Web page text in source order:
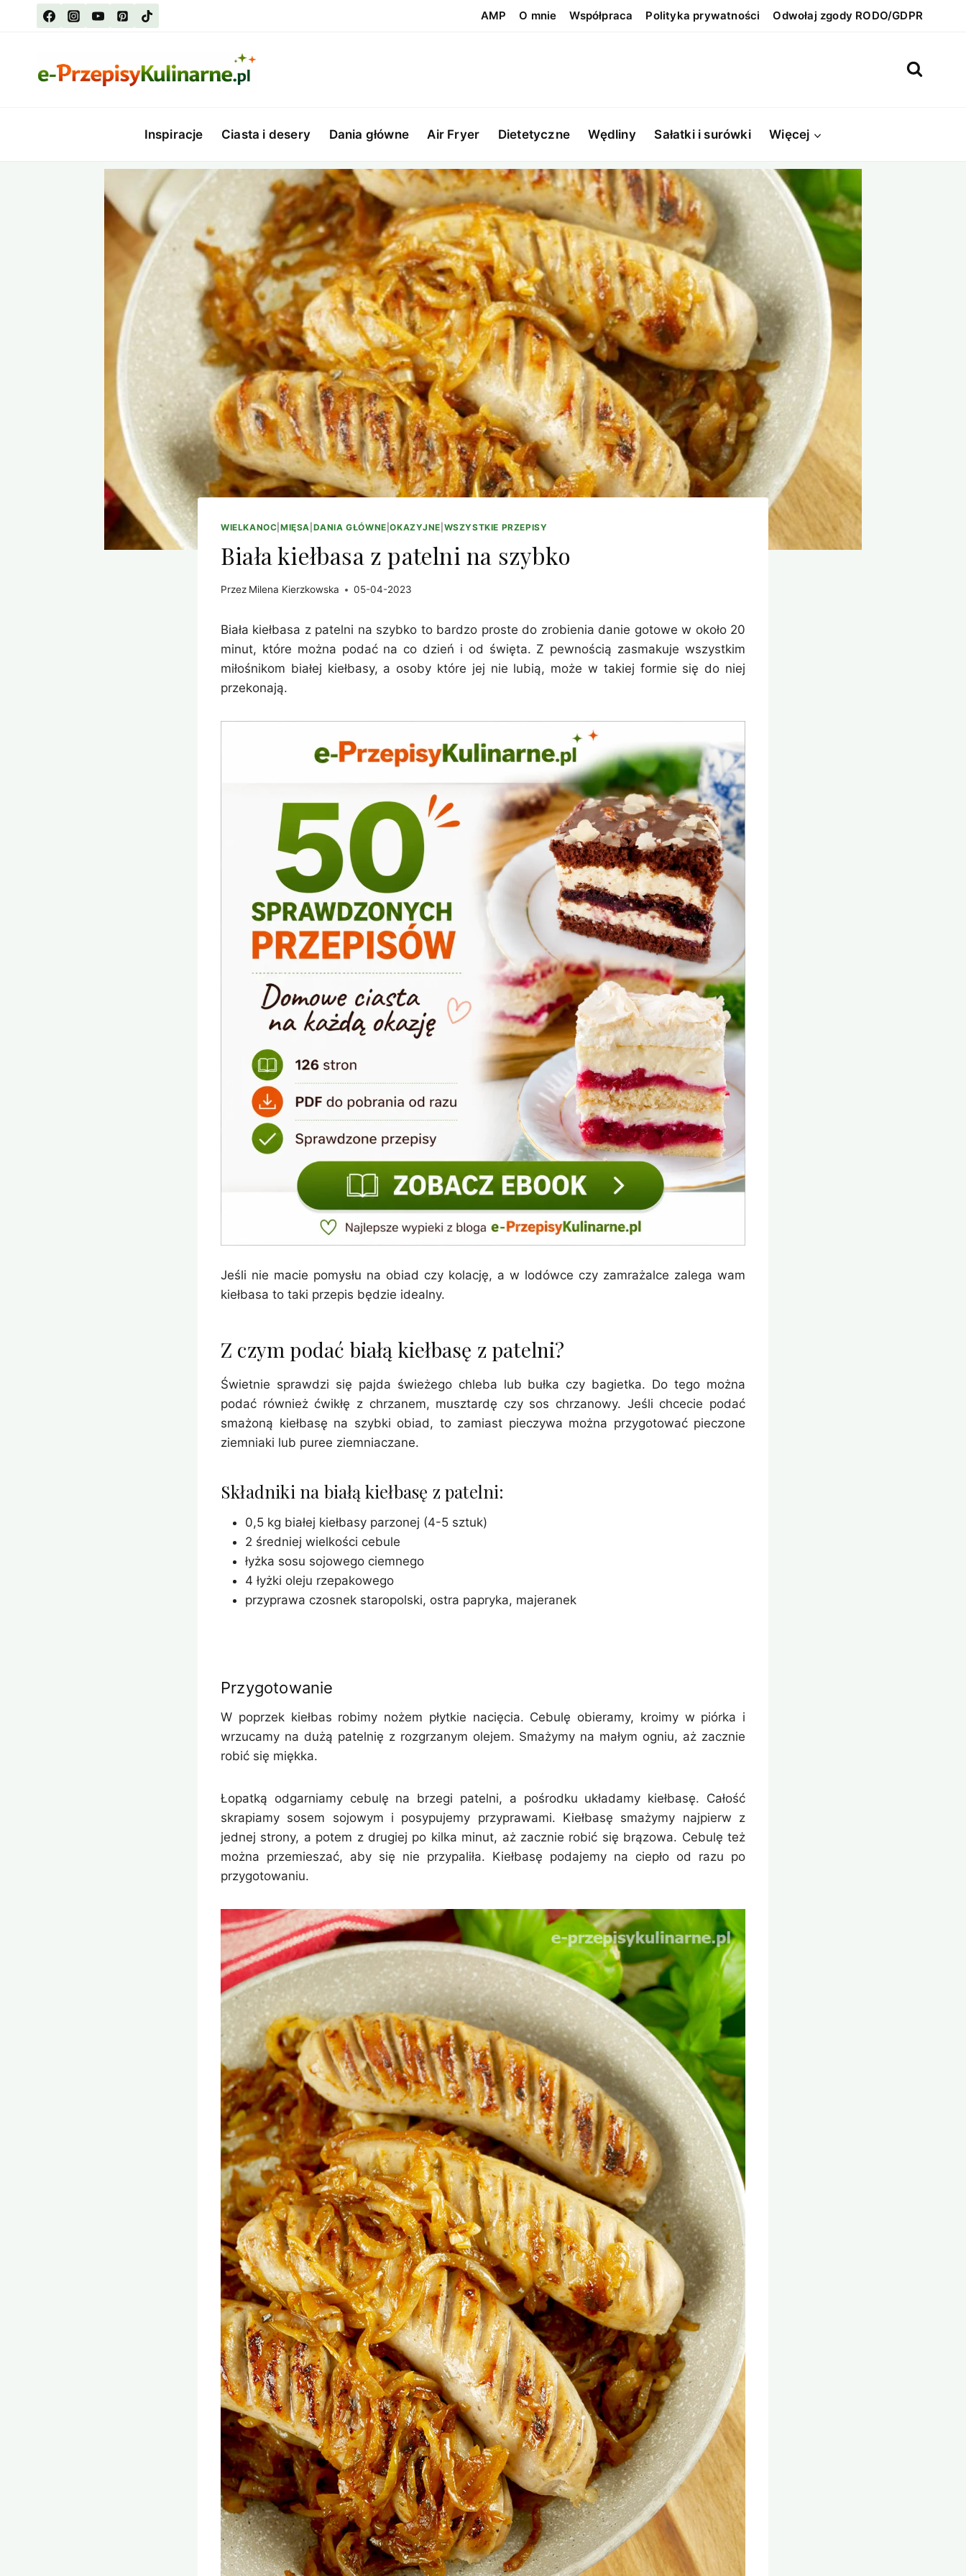
AMP O mnie Współpraca Polityka prywatności Odwołaj zgody RODO/GDPR
Inspiracje Ciasta i desery Dania główne Air Fryer Dietetyczne Wędliny Sałatki i surówki Więcej
WIELKANOC MIĘSA DANIA GŁÓWNE |OKAZYJNE WSZYSTKIE PRZEPISY
Biała kiełbasa z patelni na szybko
Przez Milena Kierzkowska 05-04-2023
Biała kiełbasa z patelni na szybko to bardzo proste do zrobienia danie gotowe w około 20
minut, które można podać na co dzień i od święta. Z pewnością zasmakuje wszystkim
miłośnikom białej kiełbasy, a osoby które jej nie lubią, może w takiej formie się do niej
przekonają.
Jeśli nie macie pomysłu na obiad czy kolację, a w lodówce czy zamrażalce zalega wam
kiełbasa to taki przepis będzie idealny.
Z czym podać białą kiełbasę z patelni?
Świetnie sprawdzi się pajda świeżego chleba lub bułka czy bagietka. Do tego można
podać również ćwikłę z chrzanem, musztardę czy sos chrzanowy. Jeśli chcecie podać
smażoną kiełbasę na szybki obiad, to zamiast pieczywa można przygotować pieczone
ziemniaki lub puree ziemniaczane.
Składniki na białą kiełbasę z patelni:
0,5 kg białej kiełbasy parzonej (4-5 sztuk)
2 średniej wielkości cebule
łyżka sosu sojowego ciemnego
4 łyżki oleju rzepakowego
przyprawa czosnek staropolski, ostra papryka, majeranek
Przygotowanie
W poprzek kiełbas robimy nożem płytkie nacięcia. Cebulę obieramy, kroimy w piórka i
wrzucamy na dużą patelnię z rozgrzanym olejem. Smażymy na małym ogniu, aż zacznie
robić się miękka.
Łopatką odgarniamy cebulę na brzegi patelni, a pośrodku układamy kiełbasę. Całość
skrapiamy sosem sojowym i posypujemy przyprawami. Kiełbasę smażymy najpierw z
jednej strony, a potem z drugiej po kilka minut, aż zacznie robić się brązowa. Cebulę też
można przemieszać, aby się nie przypaliła. Kiełbasę podajemy na ciepło od razu po
przygotowaniu.